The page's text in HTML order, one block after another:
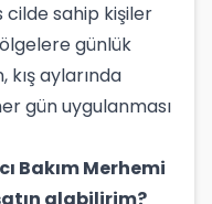
cilde sahip kişiler
günlük
aylarında
gün uygulanması
Bakım Merhemi